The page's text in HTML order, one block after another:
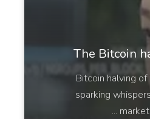
Social
Write a social media
The Bitcoin
Bitcoin halving
sparking
market